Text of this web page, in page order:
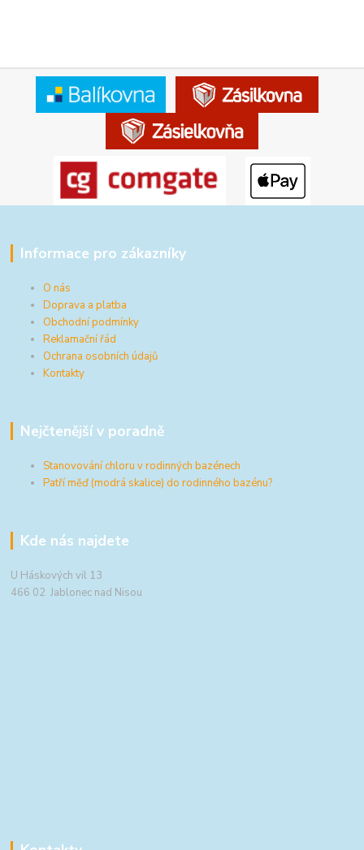
Informace pro zákazníky
O nás
Doprava a platba
Obchodní podmínky
Reklamační řád
Ochrana osobních údajů
Kontakty
Nejčtenější v poradně
Stanovování chloru v rodinných bazénech
Patří měď (modrá skalice) do rodinného bazénu?
Kde nás najdete
U Háskových vil 13
466 02 Jablonec nad Nisou